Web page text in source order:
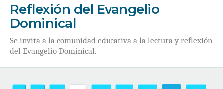
Reflexión del Evangelio
Dominical
Se invita a la comunidad educativa a la lectura y reflexión
del Evangelio Dominical.